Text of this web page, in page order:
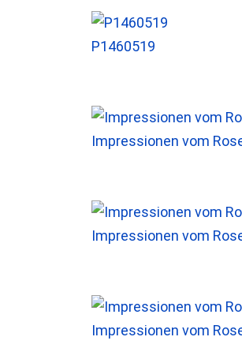
P1460519
Impressionen vom
Impressionen vom
Impressionen vom